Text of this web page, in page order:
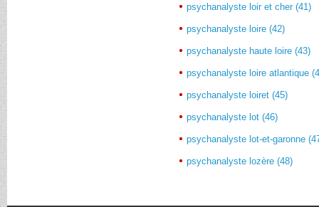
psychanalyste loir et cher (41)
psychanalyste loire (42)
psychanalyste haute loire (43)
psychanalyste loire atlantique
psychanalyste loiret (45)
psychanalyste lot (46)
psychanalyste lot-et-garonne
psychanalyste lozère (48)